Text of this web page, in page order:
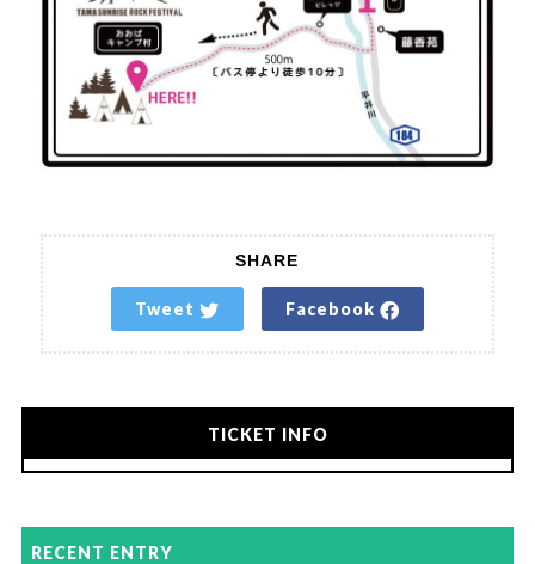
SHARE
Tweet Facebook
TICKET INFO
RECENT ENTRY